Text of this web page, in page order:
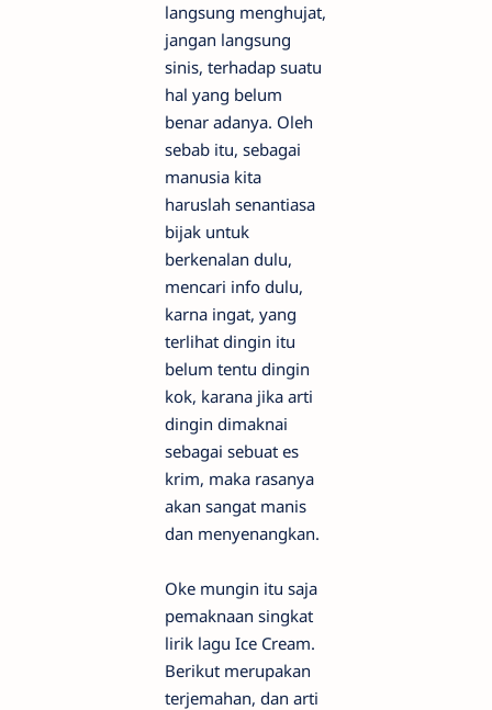
langsung menghujat,
jangan langsung
sinis, terhadap suatu
hal yang belum
benar adanya. Oleh
sebab itu, sebagai
manusia kita
haruslah senantiasa
bijak untuk
berkenalan dulu,
mencari info dulu,
karna ingat, yang
terlihat dingin itu
belum tentu dingin
kok, karana jika arti
dingin dimaknai
sebagai sebuat es
krim, maka rasanya
akan sangat manis
dan menyenangkan.
Oke mungin itu saja
pemaknaan singkat
lirik lagu Ice Cream.
Berikut merupakan
terjemahan, dan arti